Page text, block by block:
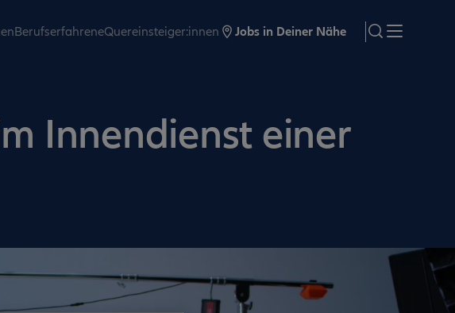
BerufserfahreneQuereinsteiger:innen Jobs in Deiner Nähe search
Innendienst einer